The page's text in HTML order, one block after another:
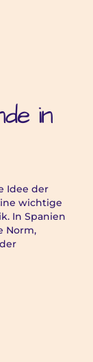
in
Idee der
wichtige
In Spanien
Norm,